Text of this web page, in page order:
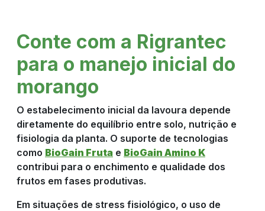
Conte com a Rigrantec
para o manejo inicial do
morango
O estabelecimento inicial da lavoura depende
diretamente do equilíbrio entre solo, nutrição e
fisiologia da planta. O suporte de tecnologias
como BioGain Fruta e BioGain Amino K
contribui para o enchimento e qualidade dos
frutos em fases produtivas.
Em situações de stress fisiológico, o uso de